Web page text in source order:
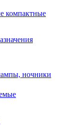
компактные
ночники